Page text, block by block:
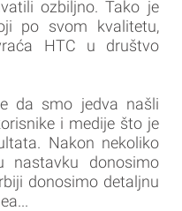
ozbiljno. Tako je
po svom kvalitetu,
HTC u društvo
da smo jedva našli
i medije što je
Nakon nekoliko
nastavku donosimo
donosimo detaljnu